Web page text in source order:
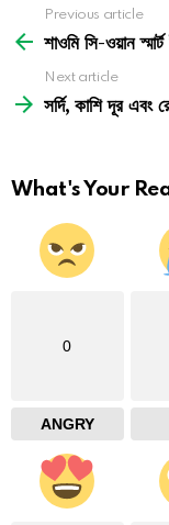
more
Previous article
শাওমি সি-ওয়ান
Next article
সর্দি, কাশি দূর এবং
What's Your
0
ANGRY